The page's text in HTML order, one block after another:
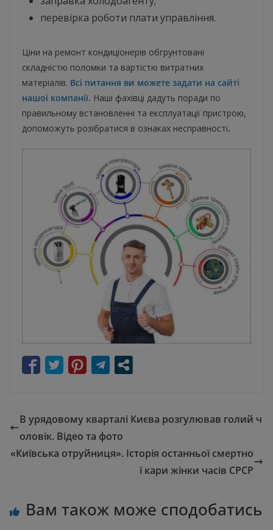
перевірка роботи плати управління.
Ціни на ремонт кондиціонерів обгрунтовані
складністю поломки та вартістю витратних
матеріалів. Всі питання ви можете задати на сайті
нашої компанії. Наші фахівці дадуть поради по
правильному встановленні та експлуатації пристрою,
допоможуть розібратися в ознаках несправності.
В урядовому кварталі Києва розгулював голий ч
оловік. Відео та фото
«Київська отруйниця». Історія останньої смертно
ї кари жінки часів СРСР
Вам також може сподобатись